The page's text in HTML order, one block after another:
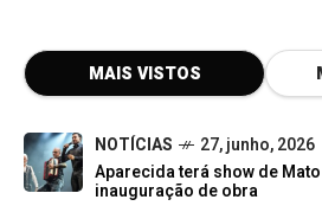
MAIS VISTOS
NOTÍCIAS
27, junho, 2026
Aparecida terá show de
inauguração de obra